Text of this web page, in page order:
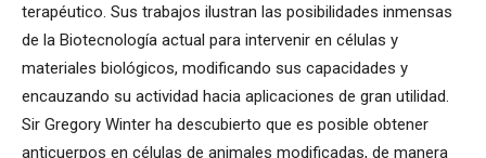
terapéutico. Sus trabajos ilustran las posibilidades inmensas
de la Biotecnología actual para intervenir en células y
materiales biológicos, modificando sus capacidades y
encauzando su actividad hacia aplicaciones de gran utilidad.
Sir Gregory Winter ha descubierto que es posible obtener
anticuerpos en células de animales modificadas, de manera